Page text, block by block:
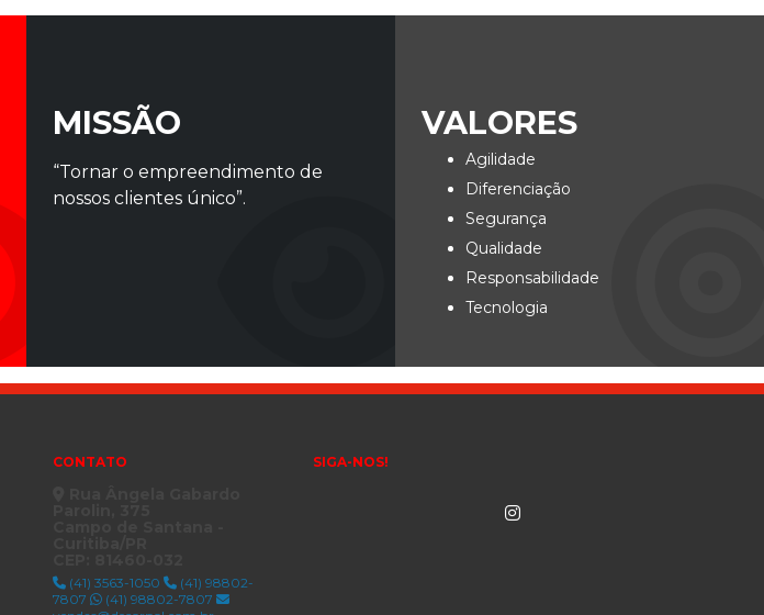
MISSÃO
“Tornar o empreendimento de
nossos clientes único”.
VALORES
Agilidade
Diferenciação
Segurança
Qualidade
Responsabilidade
Tecnologia
CONTATO
(41) 3563-1050
(41) 98802-
7807
(41) 98802-7807
SIGA-NOS!